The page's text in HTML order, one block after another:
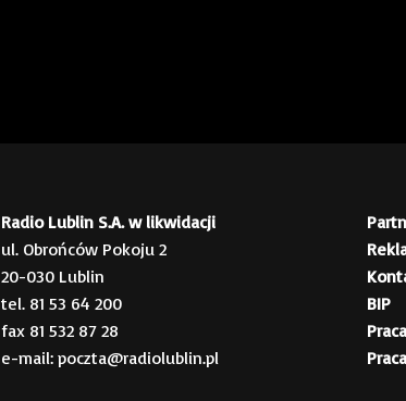
Radio Lublin S.A. w likwidacji
ul. Obrońców Pokoju 2
20-030 Lublin
tel. 81 53 64 200
fax 81 532 87 28
e-mail: poczta@radiolublin.pl
BIP